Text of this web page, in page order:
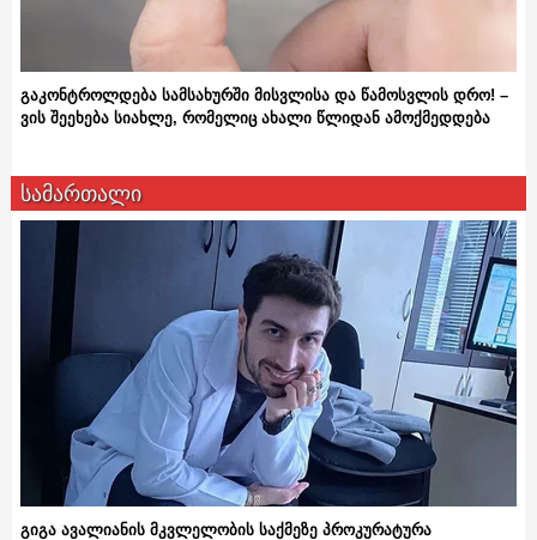
გაკონტროლდება სამსახურში მისვლისა და წამოსვლის დრო! –
ვის შეეხება სიახლე, რომელიც ახალი წლიდან ამოქმედდება
სამართალი
გიგა ავალიანის მკვლელობის საქმეზე პროკურატურა